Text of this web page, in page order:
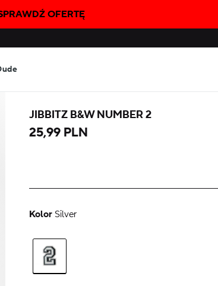
OFERTĘ
JIBBITZ B&W NUMBER 2
25,99 PLN
Kolor Silver